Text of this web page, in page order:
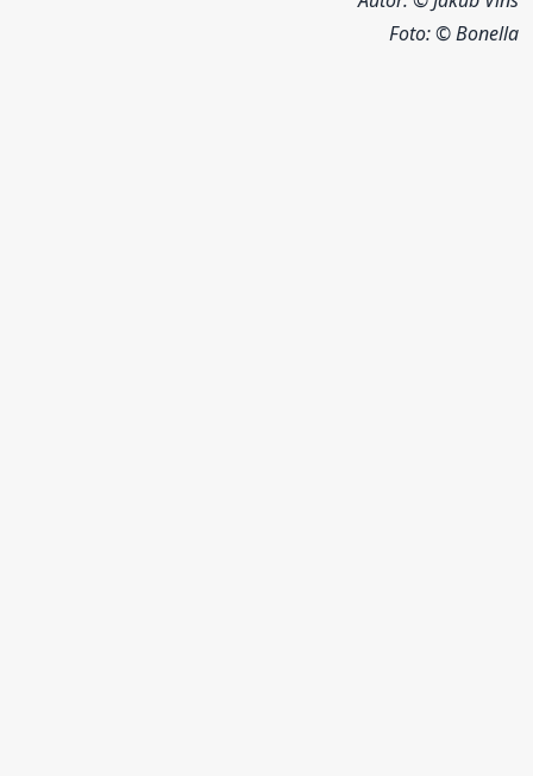
Foto:© Bonella